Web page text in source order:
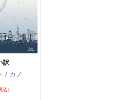
訳
/ カノ
込）